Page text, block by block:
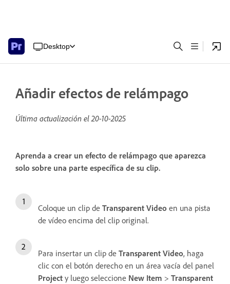
Desktop
Añadir efectos de relámpago
Última actualización el20-10-2025
Aprenda a crear un efecto de relámpago que aparezca
solo sobre una parte específica de su clip.
Coloque un clip de Transparent Video en una pista
de vídeo encima del clip original.
Para insertar un clip de Transparent Video, haga
clic con el botón derecho en un área vacía del panel
Project y luego seleccione New Item > Transparent